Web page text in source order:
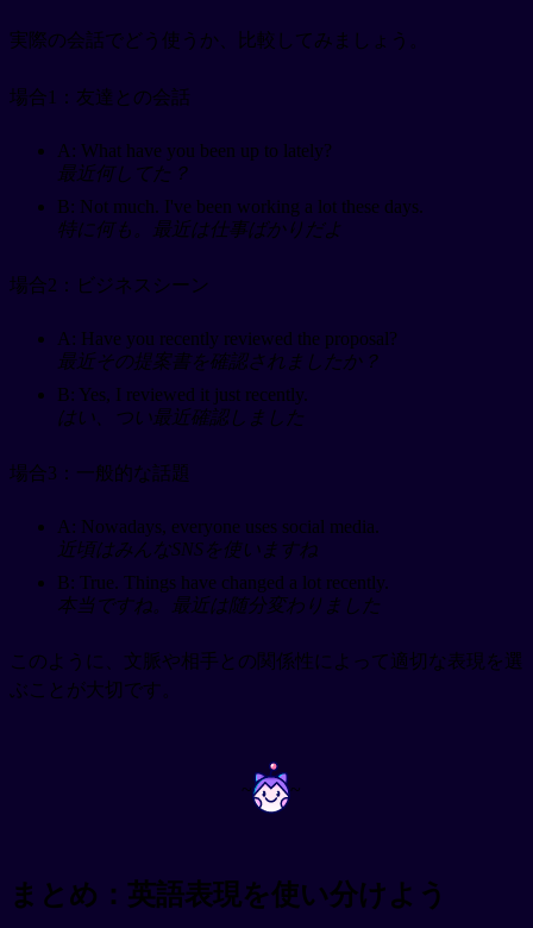
実際の会話でどう使うか、比較してみましょう。
場合1：友達との会話
A: What have you been up to lately?
最近何してた？
B: Not much. I've been working a lot these days.
特に何も。最近は仕事ばかりだよ
場合2：ビジネスシーン
A: Have you recently reviewed the proposal?
最近その提案書を確認されましたか？
B: Yes, I reviewed it just recently.
はい、つい最近確認しました
場合3：一般的な話題
A: Nowadays, everyone uses social media.
近頃はみんなSNSを使いますね
B: True. Things have changed a lot recently.
本当ですね。最近は随分変わりました
このように、文脈や相手との関係性によって適切な表現を選
ぶことが大切です。
~ ~
まとめ：英語表現を使い分けよう